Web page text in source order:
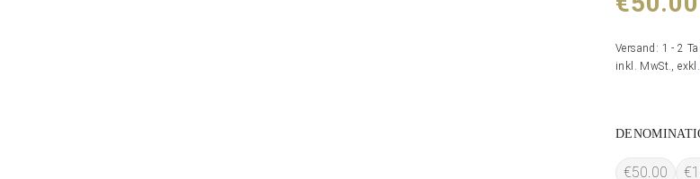
Versand: 1 - 2
inkl. MwSt., exkl.
€50.00